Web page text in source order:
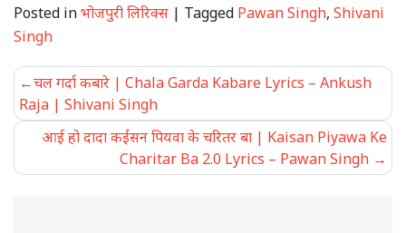
Posted inभोजपुरी लिरिक्स | Tagged Pawan Singh, Shivani
Singh
Post
navigation
चल गर्दा कबारे | Chala Garda Kabare Lyrics – Ankush
Raja | Shivani Singh
आई हो दादा कईसन पियवा के चरितर बा | Kaisan Piyawa Ke
Charitar Ba 2.0 Lyrics – Pawan Singh